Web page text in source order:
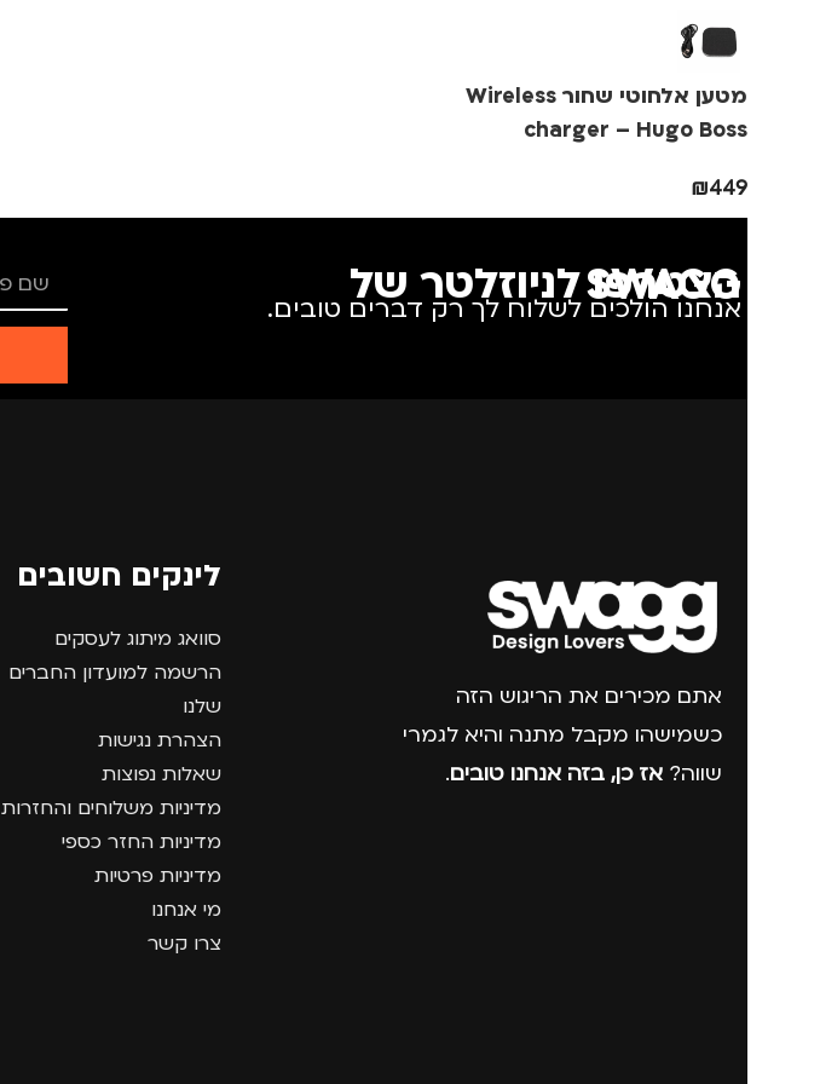
מותגים
מתאים ל גברים ,נשים
מטען אלחוטי שחור Wireless
charger – Hugo Boss
₪449
הצטרפו לניוזלטר של SWAGG
אנחנו הולכים לשלוח לך רק דברים טובים.
אתם מכירים את הריגוש הזה
כשמישהו מקבל מתנה והיא לגמרי
שווה? אז כן, בזה אנחנו טובים.
לינקים חשובים
סוואג מיתוג לעסקים
הרשמה למועדון החברים
שלנו
הצהרת נגישות
שאלות נפוצות
מדיניות משלוחים והחזרות
מדיניות החזר כספי
מדיניות פרטיות
מי אנחנו
צרו קשר